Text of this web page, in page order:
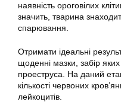
наявність ороговілих
значить, тварина
спарювання.
Отримати ідеальні
щоденні мазки, забір
проеструса. На даний
кількості червоних
лейкоцитів.